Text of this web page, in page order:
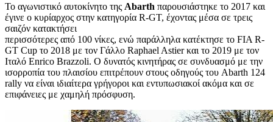
Το αγωνιστικό αυτοκίνητο της Abarth παρουσιάστηκε το 2017 και
έγινε ο κυρίαρχος στην κατηγορία R-GT, έχοντας μέσα σε τρεις
σαιζόν κατακτήσει
περισσότερες από 100 νίκες, ενώ παράλληλα κατέκτησε το FIA R-
GT Cup το 2018 με τον Γάλλο Raphael Astier και το 2019 με τον
Ιταλό Enrico Brazzoli. Ο δυνατός κινητήρας σε συνδυασμό με την
ισορροπία του πλαισίου επιτρέπουν στους οδηγούς του Abarth 124
rally να είναι ιδιαίτερα γρήγοροι και εντυπωσιακοί ακόμα και σε
επιφάνειες με χαμηλή πρόσφυση.